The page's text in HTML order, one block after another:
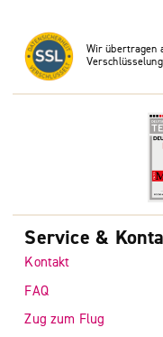
Wir übertragen
Service &
Kontakt
FAQ
Zug zum Flug